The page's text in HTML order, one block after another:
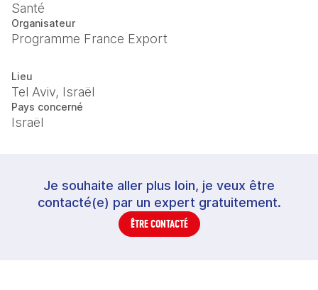
Santé
Organisateur
Programme France Export
Lieu
Tel Aviv, Israël
Pays concerné
Israël
Je souhaite aller plus loin, je veux être
contacté(e) par un expert gratuitement.
ÊTRE CONTACTÉ